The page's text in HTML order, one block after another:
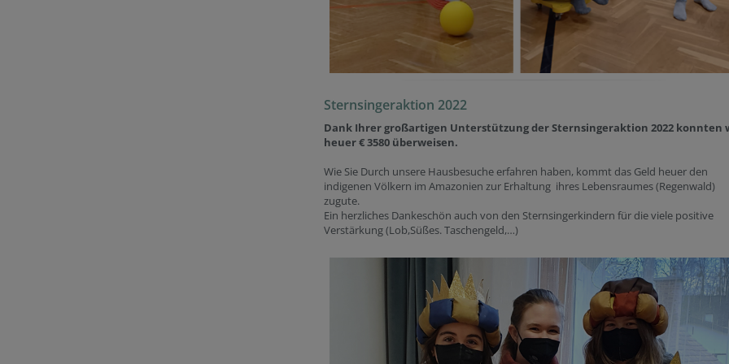
Sternsingeraktion 2022
Dank Ihrer großartigen Unterstützung der Sternsingeraktion 2022 konnten
heuer € 3580 überweisen.
Wie Sie Durch unsere Hausbesuche erfahren haben, kommt das Geld heuer den
indigenen Völkern im Amazonien zur Erhaltung ihres Lebensraumes (Regenwald)
zugute.
Ein herzliches Dankeschön auch von den Sternsingerkindern für die viele positive
Verstärkung (Lob,Süßes. Taschengeld,…)